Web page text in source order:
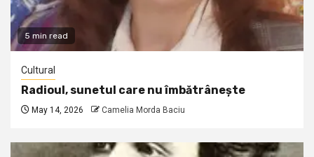
5 min read
Cultural
Radioul, sunetul care nu îmbătrânește
May 14, 2026 Camelia Morda Baciu